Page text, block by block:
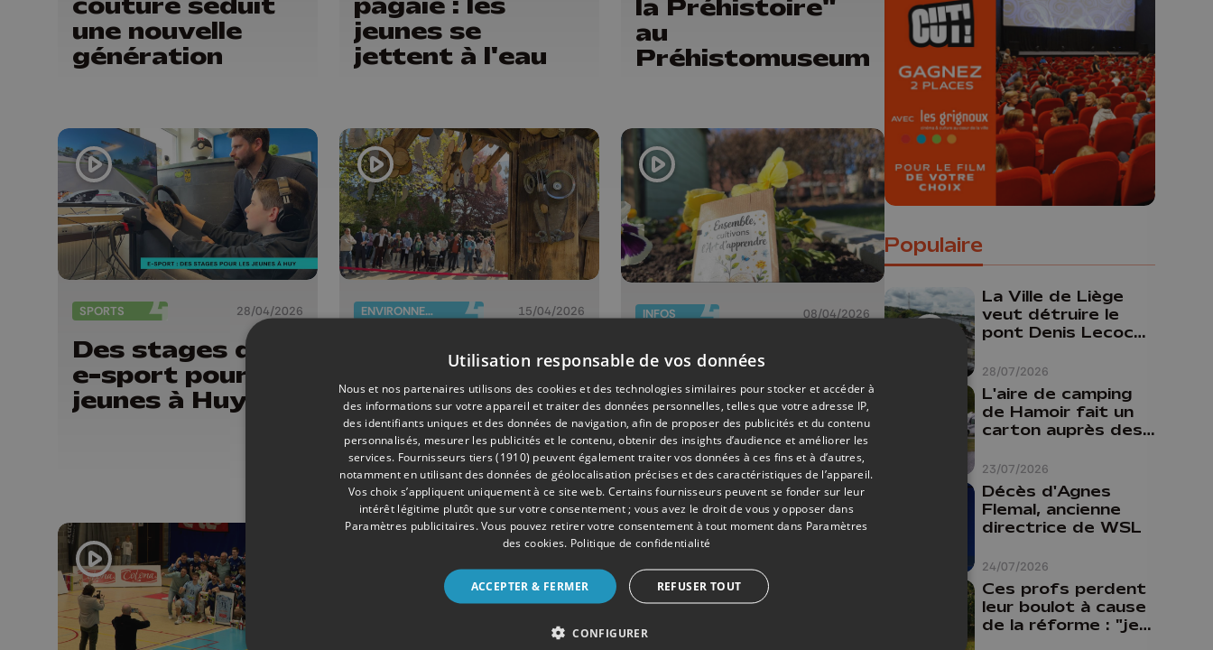
une nouvelle
génération
jeunes se
jettent à l'eau
la Préhistoire"
au
Préhistomuseum
SPORTS 28/04/2026
Des stages de
e-sport pour les
jeunes à Huy
ENVIRONNEMENT 15/04/2026
Cinq jours de
festival nature
et santé à
Waremme
INFOS 08/04/2026
Nouvelle
pédagogie à
l'école
communale de
Lonchamps
Les Grignoux ✨
Concours permanent - 2 places à
gagner chaque semaine !
Populaire
28/07/2026
La Ville de Liège
veut détruire le
pont Denis Lecocq
budget pour le
faire
23/07/2026
L'aire de camping
de Hamoir fait un
carton auprès des
24/07/2026
Décès d'Agnes
Flemal, ancienne
directrice de WSL
Ces profs perdent
leur boulot à cause
de la réforme : "je
Utilisation responsable de vos données
Nous et nos partenaires utilisons des cookies et des technologies similaires pour stocker et accéder à
des informations sur votre appareil et traiter des données personnelles, telles que votre adresse IP,
des identifiants uniques et des données de navigation, afin de proposer des publicités et du contenu
personnalisés, mesurer les publicités et le contenu, obtenir des insights d’audience et améliorer les
services. Fournisseurs tiers (1910) peuvent également traiter vos données à ces fins et à d’autres,
notamment en utilisant des données de géolocalisation précises et des caractéristiques de l’appareil.
Vos choix s’appliquent uniquement à ce site web. Certains fournisseurs peuvent se fonder sur leur
intérêt légitime plutôt que sur votre consentement ; vous avez le droit de vous y opposer dans
Paramètres publicitaires. Vous pouvez retirer votre consentement à tout moment dans Paramètres
des cookies. Politique de confidentialité
ACCEPTER & FERMER REFUSER TOUT
CONFIGURER